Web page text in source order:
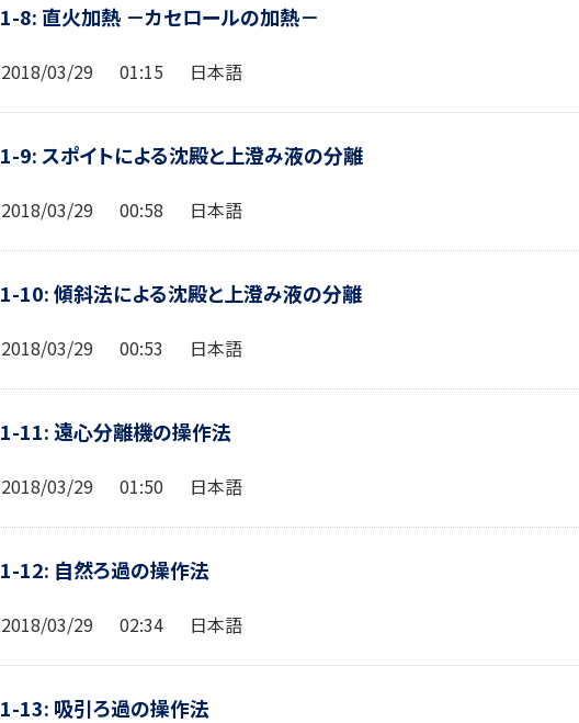
1-8: 直火加熱 －カセロールの加熱－
2018/03/29 01:15 日本語
1-9: スポイトによる沈殿と上澄み液の分離
2018/03/29 00:58 日本語
1-10: 傾斜法による沈殿と上澄み液の分離
2018/03/29 00:53 日本語
1-11: 遠心分離機の操作法
2018/03/29 01:50 日本語
1-12: 自然ろ過の操作法
2018/03/29 02:34 日本語
1-13: 吸引ろ過の操作法